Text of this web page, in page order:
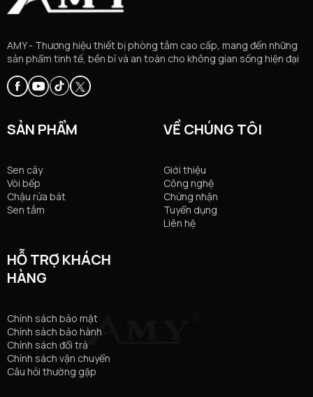
AMY - Thương hiệu thiết bị phòng tắm cao cấp, mang đến những
sản phẩm tinh tế, bền bỉ và an toàn cho không gian sống hiện đại
SẢN PHẨM
Sen cây
Vòi bếp
Chậu rửa bát
Sen tắm
VỀ CHÚNG TÔI
Giới thiệu
Công nghệ
Chứng nhận
Tuyển dụng
Liên hệ
HỖ TRỢ KHÁCH
HÀNG
Chính sách bảo mật
Chính sách bảo hành
Chính sách đổi trả
Chính sách vận chuyển
Câu hỏi thường gặp